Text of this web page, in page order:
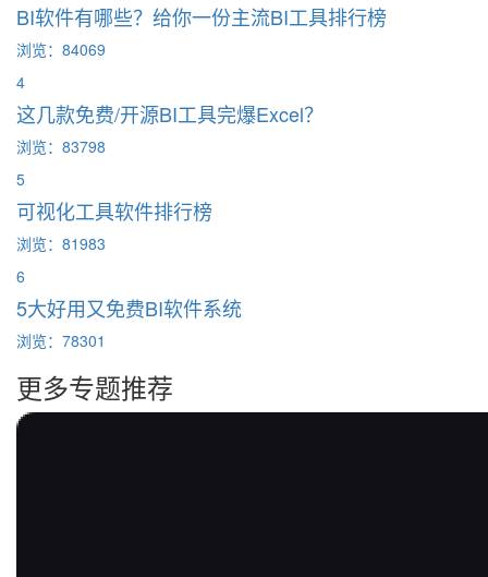
BI软件有哪些？给你一份主流BI工具排行榜
浏览：84069
4
这几款免费/开源BI工具完爆Excel？
浏览：83798
5
可视化工具软件排行榜
浏览：81983
6
5大好用又免费BI软件系统
浏览：78301
更多专题推荐